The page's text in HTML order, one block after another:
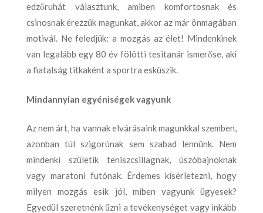
edzőruhát választunk, amiben komfortosnak és
csinosnak érezzük magunkat, akkor az már önmagában
motivál. Ne feledjük: a mozgás az élet! Mindenkinek
van legalább egy 80 év fölötti tesitanár ismerőse, aki
a fiatalság titkaként a sportra esküszik.
Mindannyian egyéniségek vagyunk
Az nem árt, ha vannak elvárásaink magunkkal szemben,
azonban túl szigorúnak sem szabad lennünk. Nem
mindenki születik teniszcsillagnak, úszóbajnoknak
vagy maratoni futónak. Érdemes kísérletezni, hogy
milyen mozgás esik jól, miben vagyunk ügyesek?
Egyedül szeretnénk űzni a tevékenységet vagy inkább